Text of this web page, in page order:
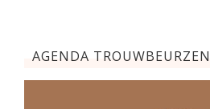
AGENDA TROUWBEURZEN